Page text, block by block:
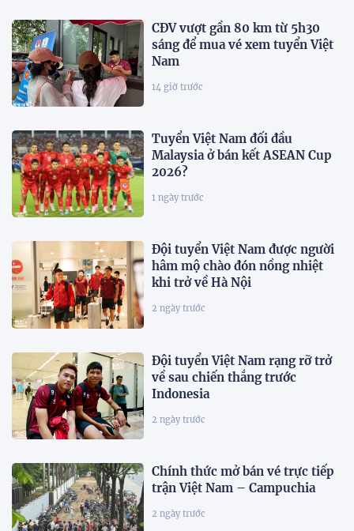
CĐV vượt gần 80 km từ 5h30
sáng để mua vé xem tuyển Việt
Nam
14 giờ trước
Tuyển Việt Nam đối đầu
Malaysia ở bán kết ASEAN Cup
2026?
1 ngày trước
Đội tuyển Việt Nam được người
hâm mộ chào đón nồng nhiệt
khi trở về Hà Nội
2 ngày trước
Đội tuyển Việt Nam rạng rỡ trở
về sau chiến thắng trước
Indonesia
2 ngày trước
Chính thức mở bán vé trực tiếp
trận Việt Nam – Campuchia
2 ngày trước